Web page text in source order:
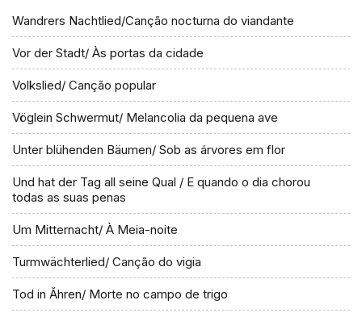
Wandrers Nachtlied/Canção nocturna do viandante
Vor der Stadt/ Às portas da cidade
Volkslied/ Canção popular
Vöglein Schwermut/ Melancolia da pequena ave
Unter blühenden Bäumen/ Sob as árvores em flor
Und hat der Tag all seine Qual / E quando o dia chorou
todas as suas penas
Um Mitternacht/ À Meia-noite
Turmwächterlied/ Canção do vigia
Tod in Ăhren/ Morte no campo de trigo